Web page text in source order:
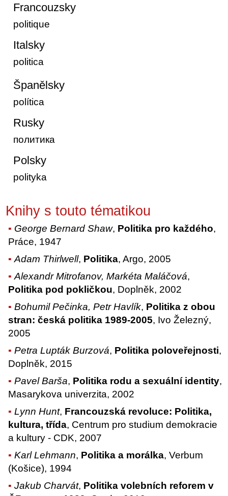
Francouzsky
politique
Italsky
politica
Španělsky
política
Rusky
политика
Polsky
polityka
Knihy s touto tématikou
George Bernard Shaw, Politika pro každého,
Práce, 1947
Adam Thirlwell, Politika, Argo, 2005
Alexandr Mitrofanov, Markéta Maláčová,
Politika pod pokličkou, Doplněk, 2002
Bohumil Pečinka, Petr Havlík, Politika z obou
stran: česká politika 1989-2005, Ivo Železný,
2005
Petra Lupták Burzová, Politika poloveřejnosti,
Doplněk, 2015
Pavel Barša, Politika rodu a sexuální identity,
Masarykova univerzita, 2002
Lynn Hunt, Francouzská revoluce: Politika,
kultura, třída, Centrum pro studium demokracie
a kultury - CDK, 2007
Karl Lehmann, Politika a morálka, Verbum
(Košice), 1994
Jakub Charvát, Politika volebních reforem v